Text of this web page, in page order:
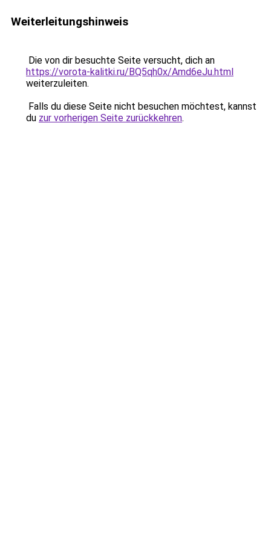
Weiterleitungshinweis
Die von dir besuchte Seite versucht, dich an
https://vorota-kalitki.ru/BQ5qh0x/Amd6eJu.html
weiterzuleiten.
Falls du diese Seite nicht besuchen möchtest, kannst
du zur vorherigen Seite zurückkehren.